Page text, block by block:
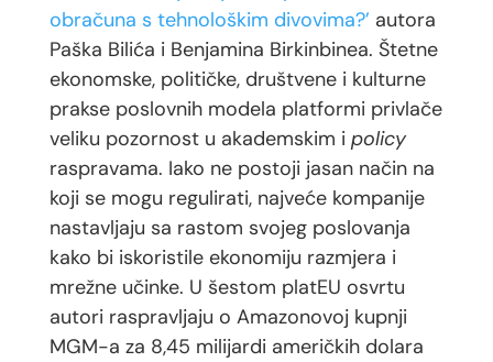
obračuna s tehnološkim divovima?’ autora
Paška Bilića i Benjamina Birkinbinea. Štetne
ekonomske, političke, društvene i kulturne
prakse poslovnih modela platformi privlače
veliku pozornost u akademskim i policy
raspravama. Iako ne postoji jasan način na
koji se mogu regulirati, najveće kompanije
nastavljaju sa rastom svojeg poslovanja
kako bi iskoristile ekonomiju razmjera i
mrežne učinke. U šestom platEU osvrtu
autori raspravljaju o Amazonovoj kupnji
MGM-a za 8,45 milijardi američkih dolara